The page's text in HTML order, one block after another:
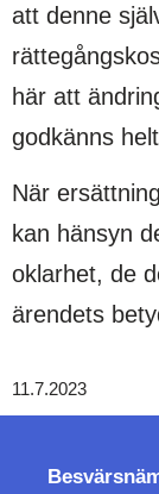
att denne
här att
godkänns
När
kan hänsyn
oklarhet, de
ärendets
11.7.2023